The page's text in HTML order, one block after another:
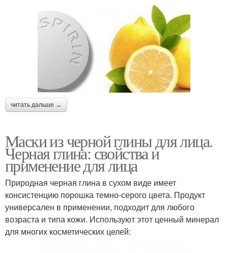
читать дальше →
Маски из черной глины для лица.
Черная глина: свойства и
применение для лица
Природная черная глина в сухом виде имеет
консистенцию порошка темно-серого цвета. Продукт
универсален в применении, подходит для любого
возраста и типа кожи. Используют этот ценный минерал
для многих косметических целей: